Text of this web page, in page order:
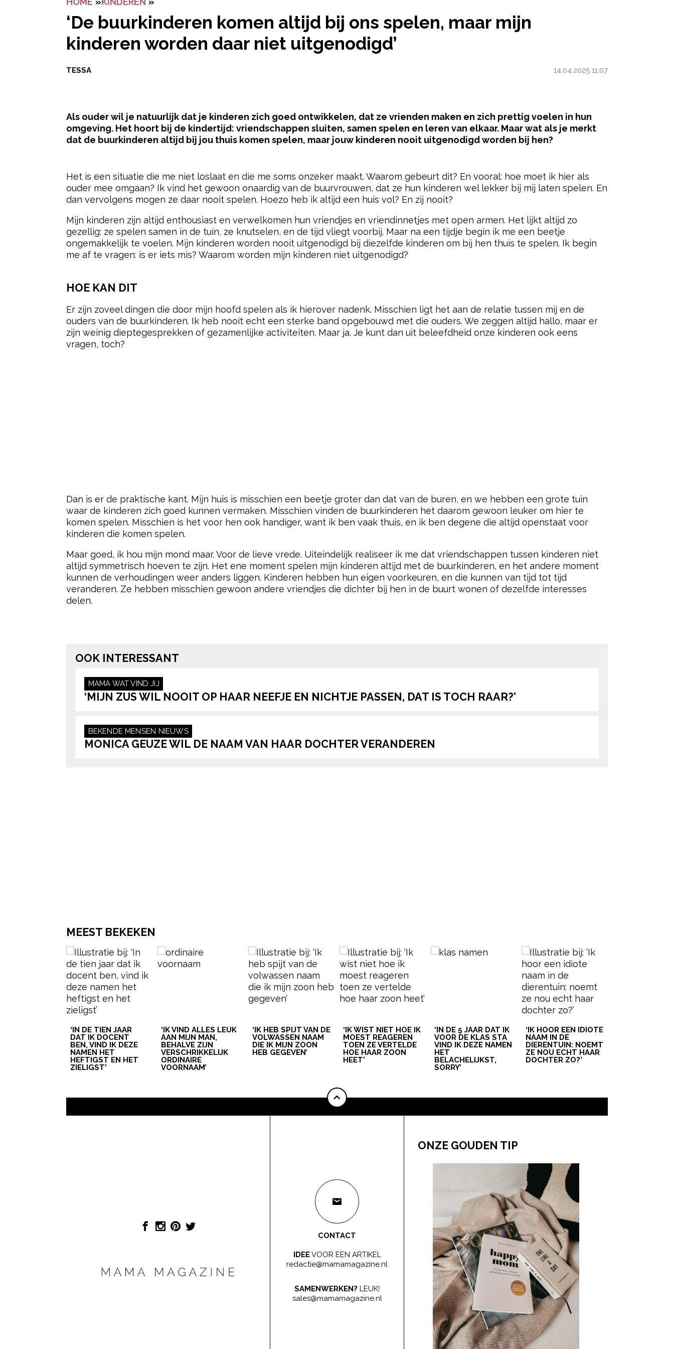
‘De buurkinderen komen altijd bij ons spelen, maar mijn
kinderen worden daar niet uitgenodigd’
TESSA 14.04.2025 11:07
Als ouder wil je natuurlijk dat je kinderen zich goed ontwikkelen, dat ze vrienden maken en zich prettig voelen in hun
omgeving. Het hoort bij de kindertijd: vriendschappen sluiten, samen spelen en leren van elkaar. Maar wat als je merkt
dat de buurkinderen altijd bij jou thuis komen spelen, maar jouw kinderen nooit uitgenodigd worden bij hen?
Het is een situatie die me niet loslaat en die me soms onzeker maakt. Waarom gebeurt dit? En vooral: hoe moet ik hier als
ouder mee omgaan? Ik vind het gewoon onaardig van de buurvrouwen, dat ze hun kinderen wel lekker bij mij laten spelen. En
dan vervolgens mogen ze daar nooit spelen. Hoezo heb ik altijd een huis vol? En zij nooit?
Mijn kinderen zijn altijd enthousiast en verwelkomen hun vriendjes en vriendinnetjes met open armen. Het lijkt altijd zo
gezellig: ze spelen samen in de tuin, ze knutselen, en de tijd vliegt voorbij. Maar na een tijdje begin ik me een beetje
ongemakkelijk te voelen. Mijn kinderen worden nooit uitgenodigd bij diezelfde kinderen om bij hen thuis te spelen. Ik begin
me af te vragen: is er iets mis? Waarom worden mijn kinderen niet uitgenodigd?
HOE KAN DIT
Er zijn zoveel dingen die door mijn hoofd spelen als ik hierover nadenk. Misschien ligt het aan de relatie tussen mij en de
ouders van de buurkinderen. Ik heb nooit echt een sterke band opgebouwd met die ouders. We zeggen altijd hallo, maar er
zijn weinig dieptegesprekken of gezamenlijke activiteiten. Maar ja. Je kunt dan uit beleefdheid onze kinderen ook eens
vragen, toch?
Dan is er de praktische kant. Mijn huis is misschien een beetje groter dan dat van de buren, en we hebben een grote tuin
waar de kinderen zich goed kunnen vermaken. Misschien vinden de buurkinderen het daarom gewoon leuker om hier te
komen spelen. Misschien is het voor hen ook handiger, want ik ben vaak thuis, en ik ben degene die altijd openstaat voor
kinderen die komen spelen.
Maar goed, ik hou mijn mond maar. Voor de lieve vrede. Uiteindelijk realiseer ik me dat vriendschappen tussen kinderen niet
altijd symmetrisch hoeven te zijn. Het ene moment spelen mijn kinderen altijd met de buurkinderen, en het andere moment
kunnen de verhoudingen weer anders liggen. Kinderen hebben hun eigen voorkeuren, en die kunnen van tijd tot tijd
veranderen. Ze hebben misschien gewoon andere vriendjes die dichter bij hen in de buurt wonen of dezelfde interesses
delen.
OOK INTERESSANT
MAMA WAT VIND JIJ
‘MIJN ZUS WIL NOOIT OP HAAR NEEFJE EN NICHTJE PASSEN, DAT IS TOCH RAAR?’
BEKENDE MENSEN NIEUWS
MONICA GEUZE WIL DE NAAM VAN HAAR DOCHTER VERANDEREN
MEEST BEKEKEN
‘IN DE TIEN JAAR
DAT IK DOCENT
BEN, VIND IK DEZE
NAMEN HET
HEFTIGST EN HET
ZIELIGST’
‘IK VIND ALLES LEUK
AAN MIJN MAN,
BEHALVE ZIJN
VERSCHRIKKELIJK
ORDINAIRE
VOORNAAM’
‘IK HEB SPIJT VAN DE
VOLWASSEN NAAM
DIE IK MIJN ZOON
HEB GEGEVEN’
‘IK WIST NIET HOE IK
MOEST REAGEREN
TOEN ZE VERTELDE
HOE HAAR ZOON
HEET’
‘IN DE 5 JAAR DAT IK
VOOR DE KLAS STA
VIND IK DEZE NAMEN
HET
BELACHELIJKST,
SORRY’
‘IK HOOR EEN IDIOTE
NAAM IN DE
DIERENTUIN: NOEMT
ZE NOU ECHT HAAR
DOCHTER ZO?’
CONTACT
IDEEVOOR EEN ARTIKEL
redactie@mamamagazine.nl
SAMENWERKEN? LEUK!
sales@mamamagazine.nl
ONZE GOUDEN TIP